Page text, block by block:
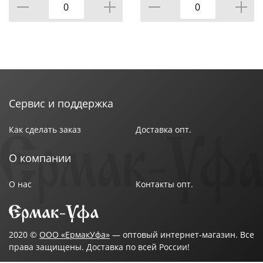
Технические характеристики:
Категория: саджи
Линия: посуда из чугуна
Плита: нет
Ручка: цельнолитые
Цвет товара: чугун
Длина изделия: 450 мм
Ширина изделия: 430 мм
Высота изделия: 45 мм
Сервис и поддержка
Как сделать заказ Доставка опт.
О компании
О нас Контакты опт.
2020 © ООО «ЕрмакУфа» — оптовый интернет-магазин. Все
права защищены. Доставка по всей России!